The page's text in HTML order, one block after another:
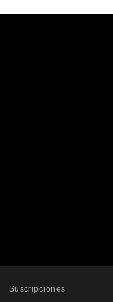
Suscripciones